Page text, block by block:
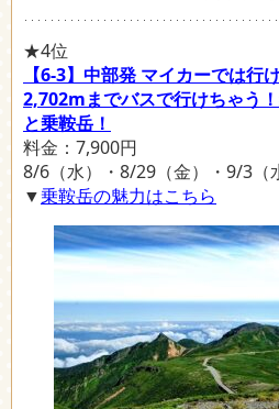
★4位
【6-3】中部発 マイカーでは行
2,702mまでバスで行けちゃう
と乗鞍岳！
料金：7,900円
8/6（水）・8/29（金）・9/3（
▼乗鞍岳の魅力はこちら